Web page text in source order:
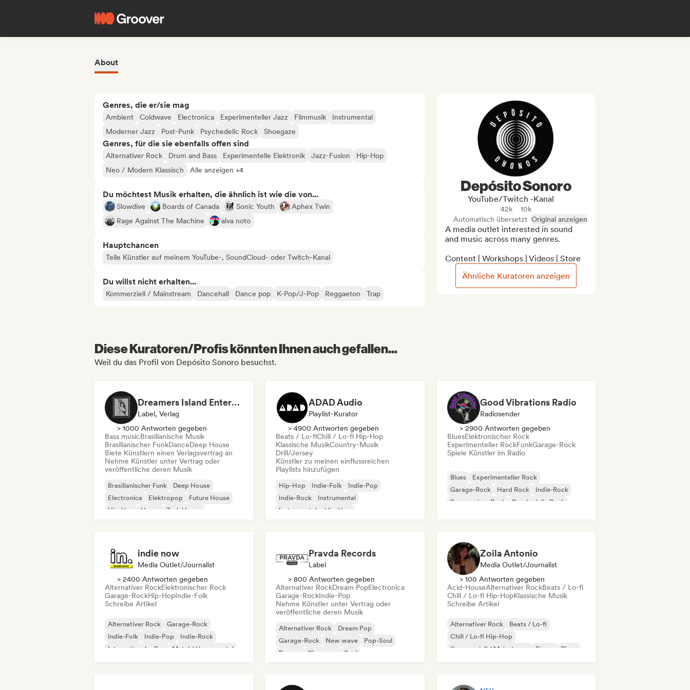
About
Genres, die er/sie mag
Ambient Coldwave Electronica Experimenteller Jazz Filmmusik
Instrumental
Moderner Jazz
Post-Punk Psychedelic Rock Shoegaze
Genres, für die sie ebenfalls offen sind
Alternativer Rock Drum and Bass Experimentelle Elektronik Jazz-Fusion
Hip-Hop
Neo / Modern Klassisch
Alle anzeigen +4
Du möchtest Musik erhalten, die ähnlich ist wie die von...
Slowdive Boards of Canada Sonic Youth
Aphex Twin
Rage Against The Machine
alva noto
Hauptchancen
Teile Künstler auf meinem YouTube-, SoundCloud- oder Twitch-Kanal
Du willst nicht erhalten...
Kommerziell / Mainstream Dancehall Dance pop K-Pop/J-Pop Reggaeton Trap
Depósito Sonoro
YouTube/Twitch -Kanal
42k
10k
Automatisch übersetzt Original anzeigen
A media outlet interested in sound
and music across many genres.
Content | Workshops | Videos | Store
Ähnliche Kuratoren anzeigen
Diese Kuratoren/Profis könnten Ihnen auch gefallen...
Weil du das Profil von Depósito Sonoro besuchst.
Dreamers Island Entertainment
Label, Verlag
> 1000 Antworten gegeben
Bass musicBrasilianische Musik
Brasilianischer FunkDanceDeep House
Biete Künstlern einen Verlagsvertrag an
Nehme Künstler unter Vertrag oder
veröffentliche deren Musik
Brasilianischer Funk
Deep House
Electronica
Elektropop
Future House
Hip-Hop
House Tech House
ADAD Audio
Playlist-Kurator
> 4900 Antworten gegeben
Beats / Lo-fiChill / Lo-fi Hip-Hop
Klassische MusikCountry-Musik
Drill/Jersey
Künstler zu meinen einflussreichen
Playlists hinzufügen
Hip-Hop Indie-Folk
Indie-Pop
Indie-Rock
Instrumental
Instrumentaler Hip-Hop
Good Vibrations Radio
Radiosender
> 2900 Antworten gegeben
BluesElektronischer Rock
Experimenteller RockFunkGarage-Rock
Spiele Künstler im Radio
Blues
Experimenteller Rock
Garage-Rock
Hard Rock
Indie-Rock
Progressiver Rock
Psychedelic Rock
indie now
Media Outlet/Journalist
> 2400 Antworten gegeben
Alternativer RockElektronischer Rock
Garage-RockHip-HopIndie-Folk
Schreibe Artikel
Alternativer Rock
Garage-Rock
Indie-Folk
Indie-Pop
Indie-Rock
Internationaler Rap
Metal / Heavy metal
Pravda Records
Label
> 800 Antworten gegeben
Alternativer RockDream PopElectronica
Garage-RockIndie-Pop
Nehme Künstler unter Vertrag oder
veröffentliche deren Musik
Alternativer Rock
Dream Pop
Garage-Rock
New wave
Pop-Soul
Reggae
Shoegaze Soul
Zoila Antonio
Media Outlet/Journalist
> 100 Antworten gegeben
Acid-HouseAlternativer RockBeats / Lo-fi
Chill / Lo-fi Hip-HopKlassische Musik
Schreibe Artikel
Alternativer Rock
Beats / Lo-fi
Chill / Lo-fi Hip-Hop
Kommerziell / Mainstream
Dance
Disco